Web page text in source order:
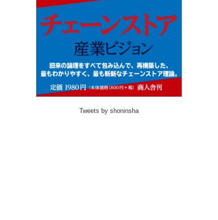
Tweets by shoninsha